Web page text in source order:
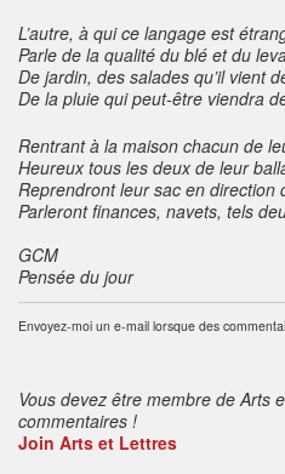
L’autre, à qui ce langage est
Parle de la qualité du blé et du
De jardin, des salades qu’il vient
De la pluie qui peut-être viendra
Rentrant à la maison chacun de
Heureux tous les deux de leur
Reprendront leur sac en direction
Parleront finances, navets, tels
GCM
Pensée du jour
Envoyez-moi un e-mail lorsque des
Vous devez être membre de Arts
commentaires !
Join Arts et Lettres